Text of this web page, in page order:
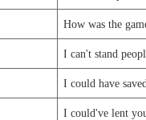
How was the
I can't stand
I could have
I could've lent